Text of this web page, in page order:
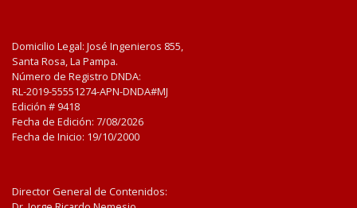
Domicilio Legal: José Ingenieros 855,
Santa Rosa, La Pampa.
Número de Registro DNDA:
RL-2019-55551274-APN-DNDA#MJ
Edición # 9418
Fecha de Edición: 7/08/2026
Fecha de Inicio: 19/10/2000
Director General de Contenidos: